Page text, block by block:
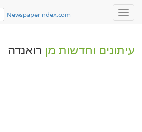
Toggle
navigation
NewspaperIndex.com
עיתונים וחדשות מן רואנדה